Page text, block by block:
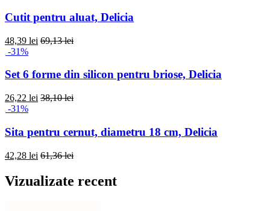
Cutit pentru aluat, Delicia
48,39 lei 69,13 lei
-31%
Set 6 forme din silicon pentru briose, Delicia
26,22 lei 38,10 lei
-31%
Sita pentru cernut, diametru 18 cm, Delicia
42,28 lei 61,36 lei
Vizualizate recent